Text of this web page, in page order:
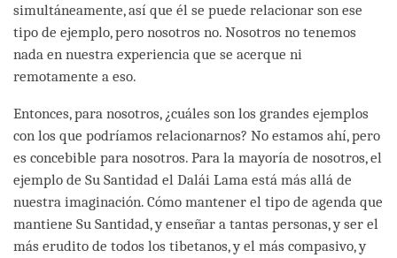
simultáneamente, así que él se puede relacionar son ese
tipo de ejemplo, pero nosotros no. Nosotros no tenemos
nada en nuestra experiencia que se acerque ni
remotamente a eso.
Entonces, para nosotros, ¿cuáles son los grandes ejemplos
con los que podríamos relacionarnos? No estamos ahí, pero
es concebible para nosotros. Para la mayoría de nosotros, el
ejemplo de Su Santidad el Dalái Lama está más allá de
nuestra imaginación. Cómo mantener el tipo de agenda que
mantiene Su Santidad, y enseñar a tantas personas, y ser el
más erudito de todos los tibetanos, y el más compasivo, y